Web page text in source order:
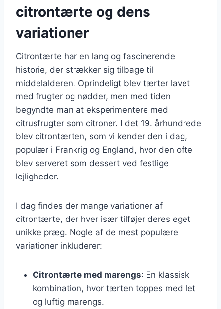
citrontærte og dens
variationer
Citrontærte har en lang og fascinerende
historie, der strækker sig tilbage til
middelalderen. Oprindeligt blev tærter lavet
med frugter og nødder, men med tiden
begyndte man at eksperimentere med
citrusfrugter som citroner. I det 19. århundrede
blev citrontærten, som vi kender den i dag,
populær i Frankrig og England, hvor den ofte
blev serveret som dessert ved festlige
lejligheder.
I dag findes der mange variationer af
citrontærte, der hver især tilføjer deres eget
unikke præg. Nogle af de mest populære
variationer inkluderer:
Citrontærte med marengs: En klassisk
kombination, hvor tærten toppes med let
og luftig marengs.